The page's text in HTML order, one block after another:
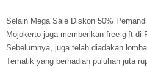
Selain Mega Sale Diskon 50%
Mojokerto juga memberikan free gift di
Sebelumnya, juga telah diadakan
Tematik yang berhadiah puluhan juta